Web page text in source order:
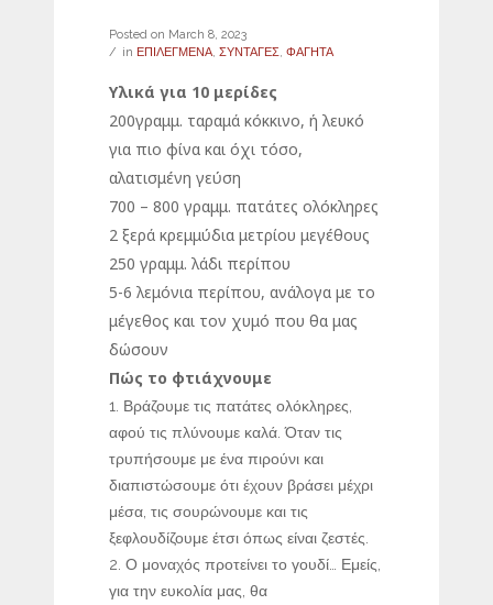
Posted on March 8, 2023
in ΕΠΙΛΕΓΜΕΝΑ, ΣΥΝΤΑΓΕΣ, ΦΑΓΗΤΑ
Υλικά για 10 μερίδες
200γραμμ. ταραμά κόκκινο, ή λευκό
για πιο φίνα και όχι τόσο,
αλατισμένη γεύση
700 – 800 γραμμ. πατάτες ολόκληρες
2 ξερά κρεμμύδια μετρίου μεγέθους
250 γραμμ. λάδι περίπου
5-6 λεμόνια περίπου, ανάλογα με το
μέγεθος και τον χυμό που θα μας
δώσουν
Πώς το φτιάχνουμε
Βράζουμε τις πατάτες ολόκληρες,
αφού τις πλύνουμε καλά. Όταν τις
τρυπήσουμε με ένα πιρούνι και
διαπιστώσουμε ότι έχουν βράσει μέχρι
μέσα, τις σουρώνουμε και τις
ξεφλουδίζουμε έτσι όπως είναι ζεστές.
Ο μοναχός προτείνει το γουδί… Εμείς,
για την ευκολία μας, θα